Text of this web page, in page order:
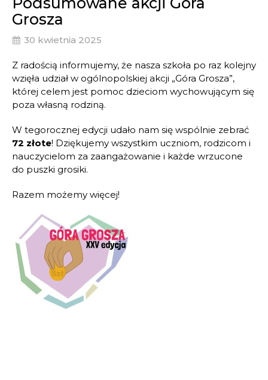
Grosza
30 kwietnia 2025
Z radością informujemy, że nasza szkoła po raz kolejny
wzięła udział w ogólnopolskiej akcji „Góra Grosza”,
której celem jest pomoc dzieciom wychowującym się
poza własną rodziną.
W tegorocznej edycji udało nam się wspólnie zebrać
72 złote! Dziękujemy wszystkim uczniom, rodzicom i
nauczycielom za zaangażowanie i każde wrzucone
do puszki grosiki.
Razem możemy więcej!